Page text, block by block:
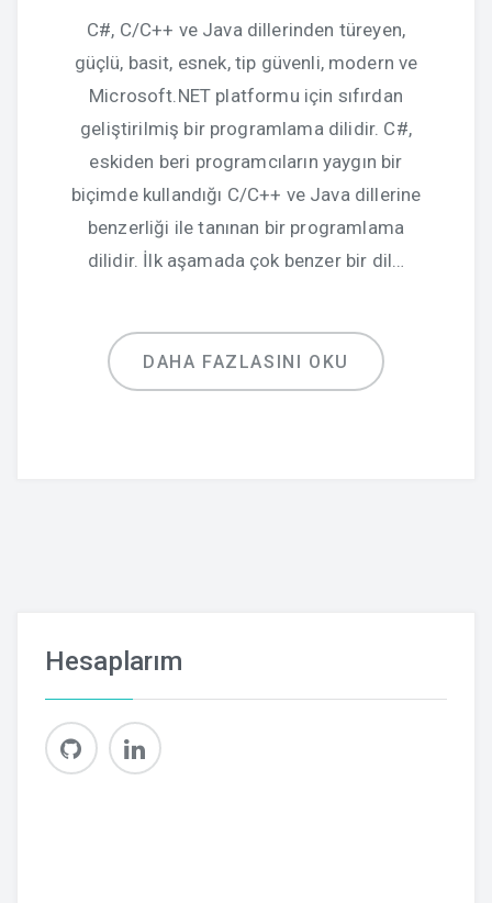
C#, C/C++ ve Java dillerinden türeyen,
güçlü, basit, esnek, tip güvenli, modern ve
Microsoft.NET platformu için sıfırdan
geliştirilmiş bir programlama dilidir. C#,
eskiden beri programcıların yaygın bir
biçimde kullandığı C/C++ ve Java dillerine
benzerliği ile tanınan bir programlama
dilidir. İlk aşamada çok benzer bir dil…
DAHA FAZLASINI OKU
Hesaplarım